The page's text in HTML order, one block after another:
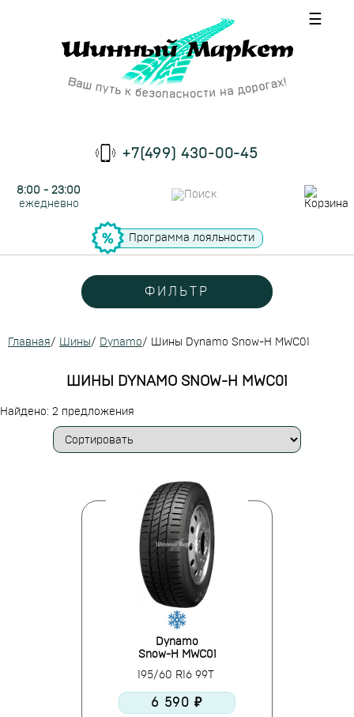
☰
+7(499) 430-00-45
8:00 - 23:00
ежедневно
Программа лояльности
ФИЛЬТР
Главная/ Шины/ Dynamo/ Шины Dynamo Snow-H MWC01
ШИНЫ DYNAMO SNOW-H MWC01
Найдено: 2 предложения
Dynamo
Snow-H MWC01
195/60 R16 99T
6 590 ₽